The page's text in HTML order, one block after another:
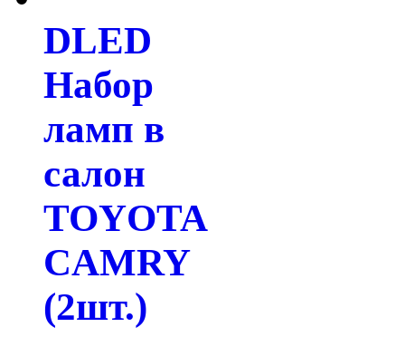
DLED
Набор
ламп в
салон
TOYOTA
CAMRY
(2шт.)